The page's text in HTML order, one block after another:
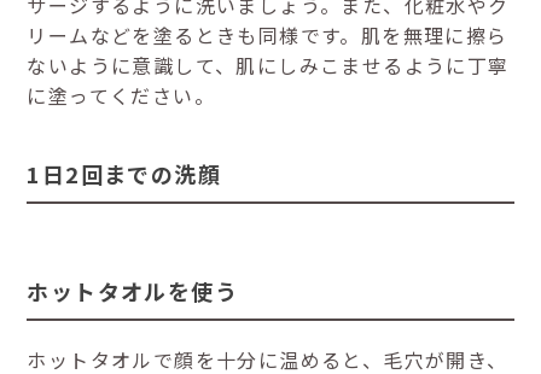
リームなどを塗るときも同様です。肌を無理に擦ら
ないように意識して、肌にしみこませるように丁寧
に塗ってください。
1日2回までの洗顔
ホットタオルを使う
ホットタオルで顔を十分に温めると、毛穴が開き、